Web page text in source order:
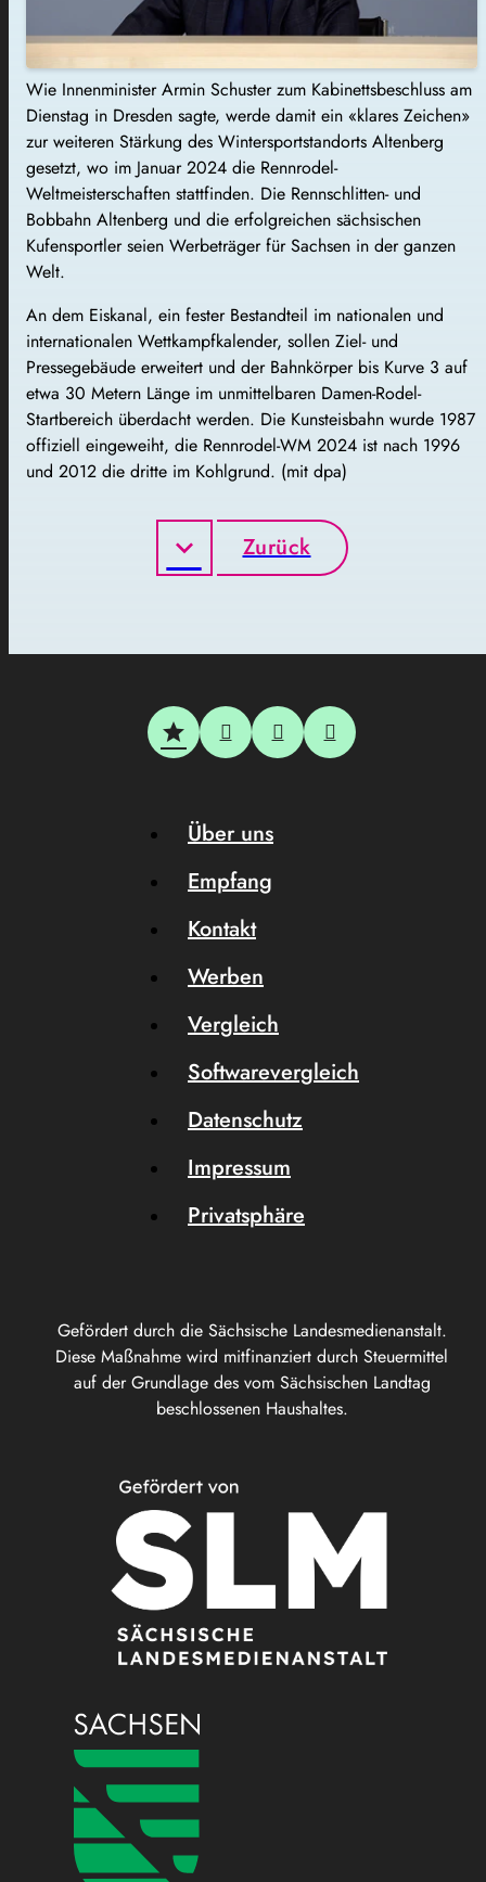
Wie Innenminister Armin Schuster zum Kabinettsbeschluss am
Dienstag in Dresden sagte, werde damit ein «klares Zeichen»
zur weiteren Stärkung des Wintersportstandorts Altenberg
gesetzt, wo im Januar 2024 die Rennrodel-
Weltmeisterschaften stattfinden. Die Rennschlitten- und
Bobbahn Altenberg und die erfolgreichen sächsischen
Kufensportler seien Werbeträger für Sachsen in der ganzen
Welt.
An dem Eiskanal, ein fester Bestandteil im nationalen und
internationalen Wettkampfkalender, sollen Ziel- und
Pressegebäude erweitert und der Bahnkörper bis Kurve 3 auf
etwa 30 Metern Länge im unmittelbaren Damen-Rodel-
Startbereich überdacht werden. Die Kunsteisbahn wurde 1987
offiziell eingeweiht, die Rennrodel-WM 2024 ist nach 1996
und 2012 die dritte im Kohlgrund. (mit dpa)
Zurück
Gefördert durch die Sächsische Landesmedienanstalt.
Diese Maßnahme wird mitfinanziert durch Steuermittel
auf der Grundlage des vom Sächsischen Landtag
beschlossenen Haushaltes.
Über uns
Empfang
Kontakt
Werben
Vergleich
Softwarevergleich
Datenschutz
Impressum
Privatsphäre